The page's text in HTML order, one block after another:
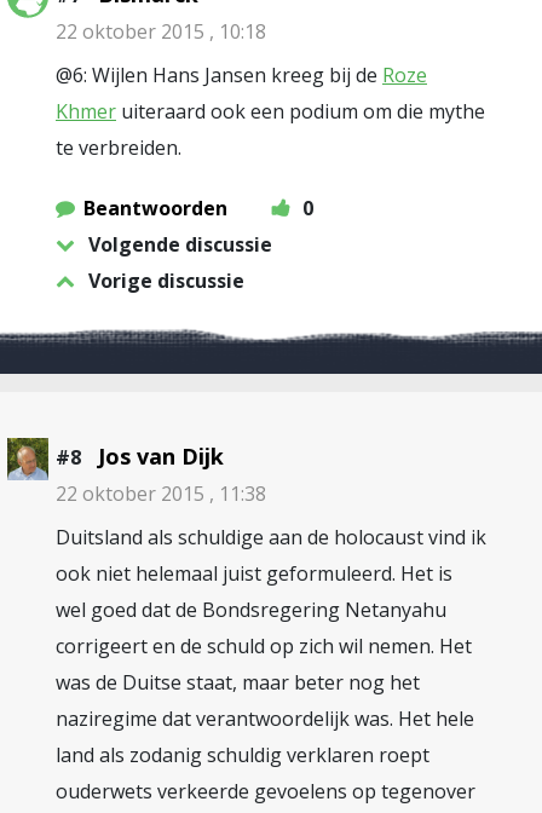
22 oktober 2015 , 10:18
@6: Wijlen Hans Jansen kreeg bij de Roze
Khmer uiteraard ook een podium om die mythe
te verbreiden.
Beantwoorden
0
Volgende discussie
Vorige discussie
#8 Jos van Dijk
22 oktober 2015 , 11:38
Duitsland als schuldige aan de holocaust vind ik
ook niet helemaal juist geformuleerd. Het is
wel goed dat de Bondsregering Netanyahu
corrigeert en de schuld op zich wil nemen. Het
was de Duitse staat, maar beter nog het
naziregime dat verantwoordelijk was. Het hele
land als zodanig schuldig verklaren roept
ouderwets verkeerde gevoelens op tegenover